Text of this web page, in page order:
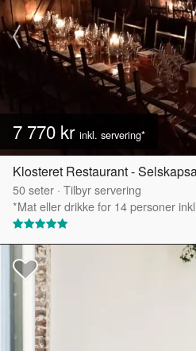
7 770 kr inkl. servering*
Klosteret Restaurant -
50seter · Tilbyr servering
*Mat eller drikke for 14 personer